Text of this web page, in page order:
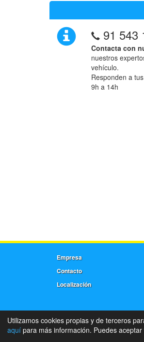
91 543
Contacta con
nuestros
vehículo.
Responden a
9h a 14h
Empresa
Contacto
Localización
Utilizamos cookies propias y de terceros
aquí para más información. Puedes